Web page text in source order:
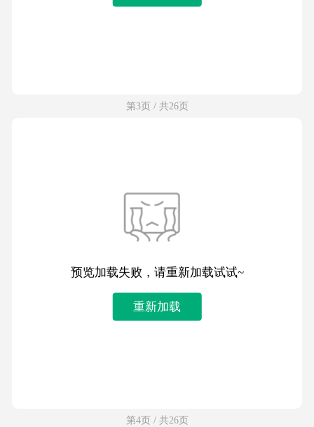
第3页 / 共26页
预览加载失败，请重新加载试试~
重新加载
第4页 / 共26页